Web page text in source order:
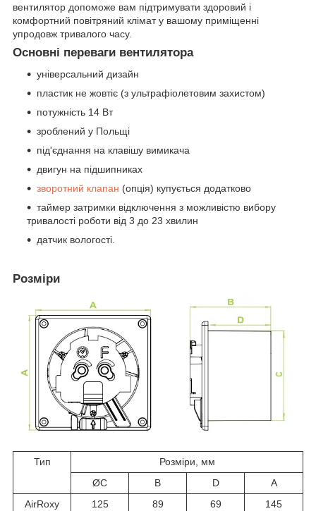
вентилятор допоможе вам підтримувати здоровий і
комфортний повітряний клімат у вашому приміщенні
упродовж тривалого часу.
Основні переваги вентилятора
універсальний дизайн
пластик не жовтіє (з ультрафіолетовим захистом)
потужність 14 Вт
зроблений у Польщі
під'єднання на клавішу вимикача
двигун на підшипниках
зворотний клапан (опція) купується додатково
таймер затримки відключення з можливістю вибору
тривалості роботи від 3 до 23 хвилин
датчик вологості.
Розміри
Тип
Розміри, мм
ØC
B D
A
AirRoxy
125 89 69 145